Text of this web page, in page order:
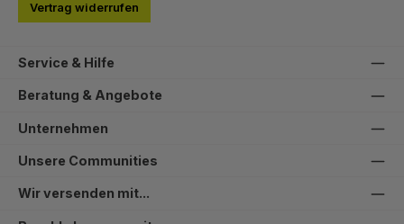
Vertrag widerrufen
Service & Hilfe
Beratung & Angebote
Unternehmen
Unsere Communities
Wir versenden mit...